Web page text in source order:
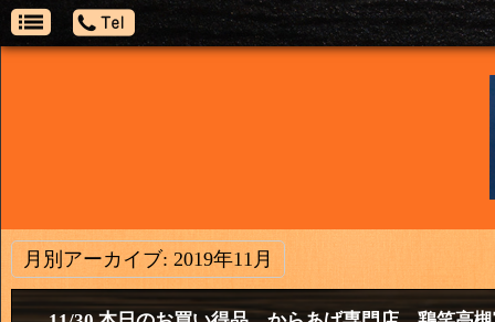
月別アーカイブ: 2019年11月